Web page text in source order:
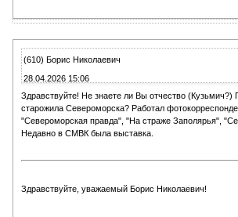
(610) Борис Николаевич
28.04.2026 15:06
Здравствуйте! Не знаете ли Вы отчество (Кузьмич?)
старожила Североморска? Работал
"Североморская правда", "На страже Заполярья",
Недавно в СМВК была выставка.
Здравствуйте, уважаемый Борис Николаевич!